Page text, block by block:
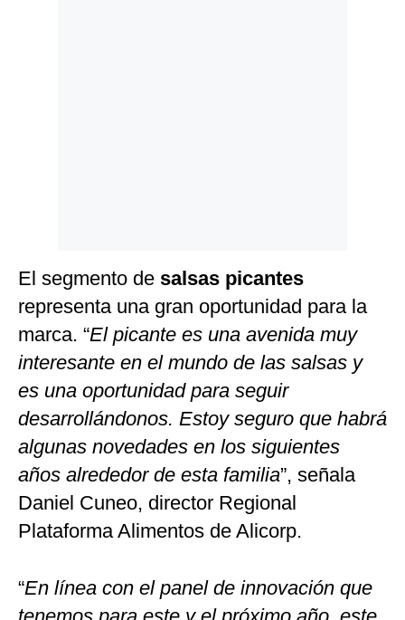
El segmento de salsas picantes
representa una gran oportunidad para la
marca. “El picante es una avenida muy
interesante en el mundo de las salsas y
es una oportunidad para seguir
desarrollándonos. Estoy seguro que habrá
algunas novedades en los siguientes
años alrededor de esta familia”, señala
Daniel Cuneo, director Regional
Plataforma Alimentos de Alicorp.
“En línea con el panel de innovación que